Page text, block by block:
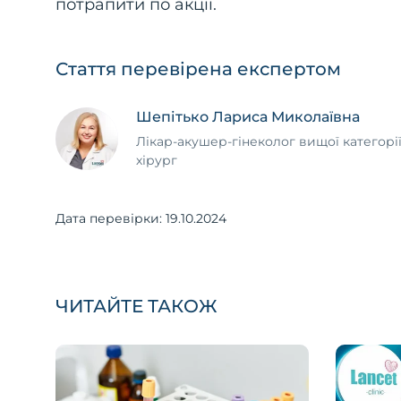
потрапити по акції.
Стаття перевірена експертом
Шепітько Лариса Миколаївна
Лікар-акушер-гінеколог вищої
хірург
Дата перевірки: 19.10.2024
ЧИТАЙТЕ ТАКОЖ